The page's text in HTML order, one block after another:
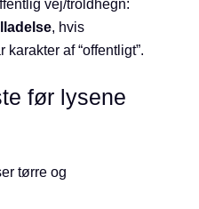
vej/troldhegn:
, hvis
af “offentligt”.
før lysene
tørre og